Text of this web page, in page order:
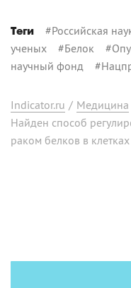
Теги #Российская
ученых #Белок #
научный фонд #
Indicator.ru / Медицина
Найден способ
раком белков в клетках